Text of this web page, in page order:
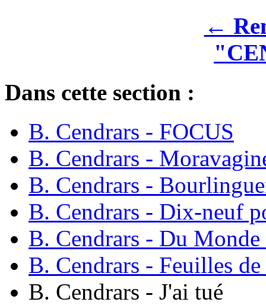
←
Dans cette section :
B. Cendrars - FOCUS
B. Cendrars -
B. Cendrars -
B. Cendrars - Dix-neuf
B. Cendrars - Du Monde
B. Cendrars - Feuilles
B. Cendrars - J'ai tué